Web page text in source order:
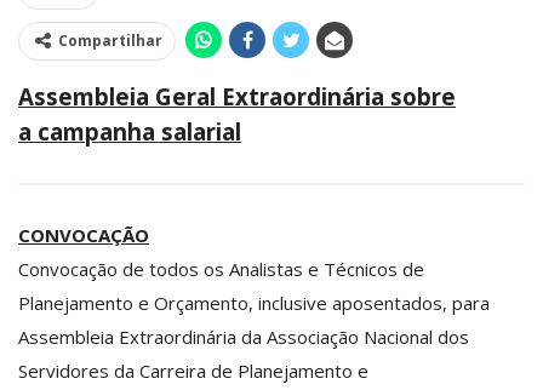
Compartilhar
Assembleia Geral Extraordinária sobre
a campanha salarial
CONVOCAÇÃO
Convocação de todos os Analistas e Técnicos de
Planejamento e Orçamento, inclusive aposentados, para
Assembleia Extraordinária da Associação Nacional dos
Servidores da Carreira de Planejamento e